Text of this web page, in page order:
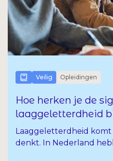
Veilig Opleidingen
Hoe herken je de
laaggeletterdheid
Laaggeletterdheid komt
denkt. In Nederland